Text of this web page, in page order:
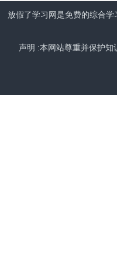
放假了学习网是免费的综合
声明 :本网站尊重并保护知